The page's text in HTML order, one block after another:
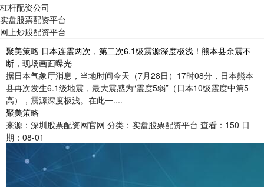
杠杆配资公司
实盘股票配资平台
网上炒股配资平台
聚美策略 日本连震两次，第二次6.1级震源深度极浅！熊本县余震不
断，现场画面曝光
据日本气象厅消息，当地时间今天（7月28日）17时08分，日本熊本
县再次发生6.1级地震，最大震感为“震度5弱”（日本10级震度中第5
高），震源深度极浅。在此一....
聚美策略
来源：深圳股票配资网官网 分类：实盘股票配资平台 查看：150 日
期：08-01